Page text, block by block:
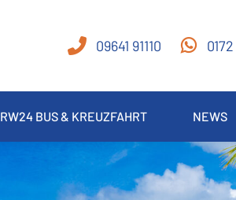
09641 91110
RW24 BUS & KREUZFAHRT NEWS